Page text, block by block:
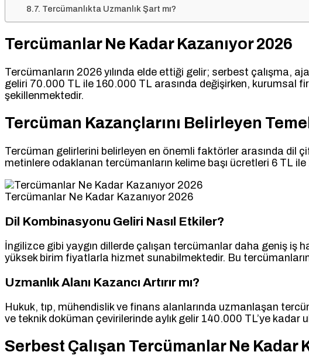
Tercümanlıkta Uzmanlık Şart mı?
Tercümanlar Ne Kadar Kazanıyor 2026
Tercümanların 2026 yılında elde ettiği gelir; serbest çalışma,
geliri 70.000 TL ile 160.000 TL arasında değişirken, kurumsal
şekillenmektedir.
Tercüman Kazançlarını Belirleyen
Tercüman gelirlerini belirleyen en önemli faktörler arasında dil
metinlere odaklanan tercümanların kelime başı ücretleri 6 TL
Tercümanlar Ne Kadar Kazanıyor 2026
Dil Kombinasyonu Geliri Nasıl Etkiler?
İngilizce gibi yaygın dillerde çalışan tercümanlar daha geniş
yüksek birim fiyatlarla hizmet sunabilmektedir. Bu
Uzmanlık Alanı Kazancı Artırır mı?
Hukuk, tıp, mühendislik ve finans alanlarında uzmanlaşan
ve teknik doküman çevirilerinde aylık gelir 140.000 TL’ye kadar
Serbest Çalışan Tercümanlar Ne Kadar